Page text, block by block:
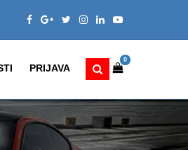
0
PRIJAVA